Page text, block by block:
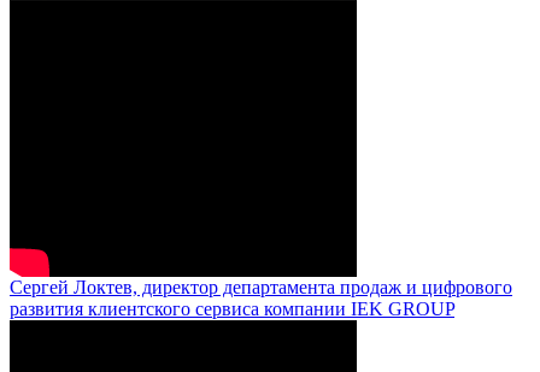
Сергей Локтев, директор департамента продаж и цифрового
развития клиентского сервиса компании IEK GROUP